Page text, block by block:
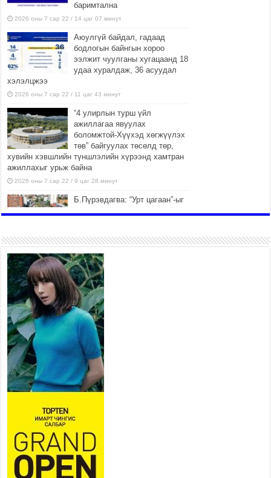
баримтална
2026 оны 7 сар 22 / 14 цаг 07 минут
Аюулгүй байдал, гадаад
бодлогын байнгын хороо
ээлжит чуулганы хугацаанд 18
удаа хуралдаж, 36 асуудал
хэлэлцжээ
2026 оны 7 сар 22 / 11 цаг 43 минут
“4 улирлын турш үйл
ажиллагаа явуулах
боломжтой-Хүүхэд хөгжүүлэх
төв” байгуулах төсөлд төр,
хувийн хэвшлийн түншлэлийн хүрээнд хамтран
ажиллахыг урьж байна
2026 оны 7 сар 22 / 9 цаг 28 минут
Б.Пүрэвдагва: “Урт цагаан”-ыг
2026 оны 7 сар 21 / 16 цаг 47 минут
Тусгай замын автобус /BRT/
төслийн удирдах хорооны
ээлжит хуралдаан боллоо
2026 оны 7 сар 21 / 16 цаг 43 минут
Ерөнхий сайд Н.Учрал БНХАУ-аас Монгол Улсад
суугаа Элчин сайд Шэнь Миньжюанийг хүлээн
авч уулзав
2026 оны 7 сар 21 / 16 цаг 39 минут
БҮГД НАЙРАМДАХ ТАЖИКИСТАН УЛСТАЙ
ЭДИЙН ЗАСГИЙН ХАМТЫН АЖИЛЛАГААГ
ӨРГӨЖҮҮЛНЭ
2026 оны 7 сар 21 / 16 цаг 34 минут
26,992 суралцагч хотхоны бага сургуульд, 8100
суралцагч төрөлжсөн ахлах сургуульд
суралцана
2026 оны 7 сар 21 / 13 цаг 43 минут